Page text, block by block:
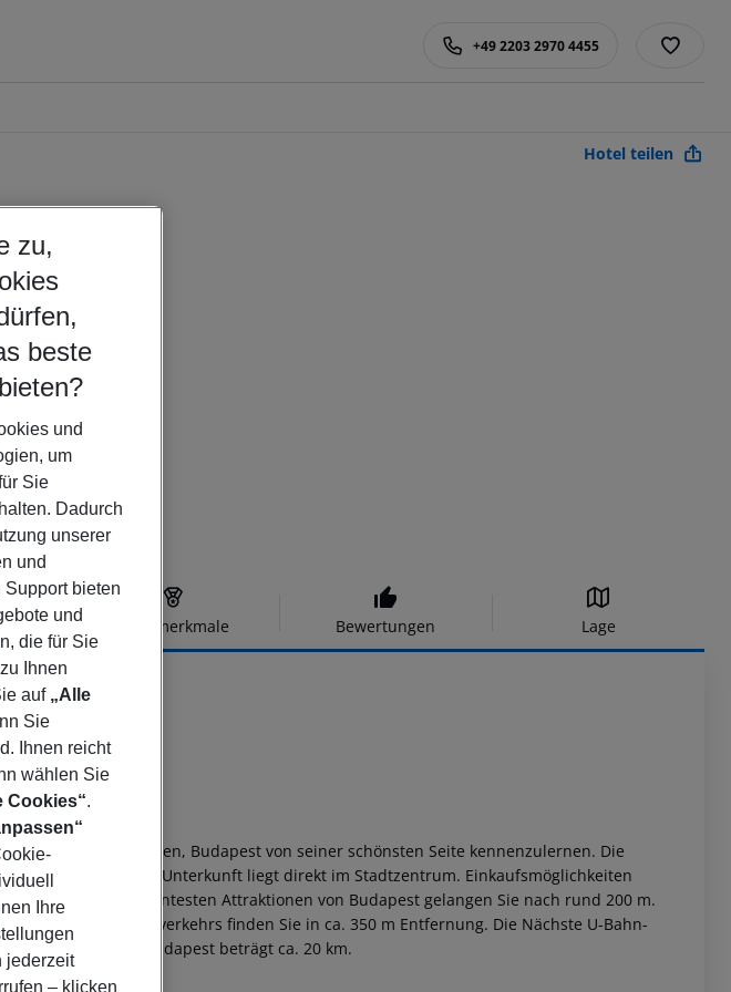
+49 2203 2970 4455
Hotel teilen
Hotelmerkmale Bewertungen Lage
von Budapest!
Voraussetzungen, Budapest von seiner schönsten Seite kennenzulernen. Die
ausgestattete Unterkunft liegt direkt im Stadtzentrum. Einkaufsmöglichkeiten
der interessantesten Attraktionen von Budapest gelangen Sie nach rund 200 m.
Personen-Nahverkehrs finden Sie in ca. 350 m Entfernung. Die Nächste U-Bahn-
zum Flughafen Budapest beträgt ca. 20 km.
zu,
beste
und
um
Sie
Dadurch
unserer
und
Support bieten
und
die für Sie
Ihnen
auf „Alle
Sie
Ihnen reicht
wählen Sie
Cookies“.
Ihre
jederzeit
– klicken